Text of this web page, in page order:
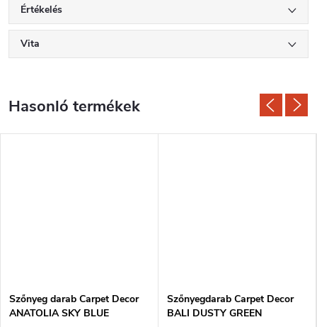
Értékelés
Vita
Szőnyeg darab Carpet Decor
ANATOLIA SKY BLUE
Szőnyegdarab Carpet Decor
BALI DUSTY GREEN